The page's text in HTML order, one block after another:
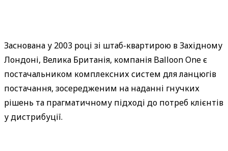
Заснована у 2003 році зі штаб-квартирою в Західному
Лондоні, Велика Британія, компанія Balloon One є
постачальником комплексних систем для ланцюгів
постачання, зосередженим на наданні гнучких
рішень та прагматичному підході до потреб клієнтів
у дистрибуції.